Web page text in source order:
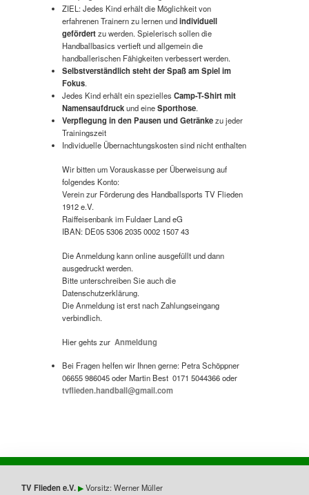
ZIEL: Jedes Kind erhält die Möglichkeit von
erfahrenen Trainern zu lernen undindividuell
gefördertzu werden. Spielerisch sollen die
Handballbasics vertieft und allgemein die
handballerischen Fähigkeiten verbessert werden.
Selbstverständlich steht der Spaß am Spiel im
Fokus.
Jedes Kind erhält ein spezielles Camp-T-Shirt mit
Namensaufdruckund eineSporthose.
Verpflegung in den Pausen und Getränkezu jeder
Trainingszeit
Individuelle Übernachtungskosten sind nicht enthalten
Wir bitten um Vorauskasse per Überweisung auf
folgendes Konto:
Verein zur Förderung des Handballsports TV Flieden
1912 e.V.
Raiffeisenbank im Fuldaer Land eG
IBAN: DE05 5306 2035 0002 1507 43
Die Anmeldung kann online ausgefüllt und dann
ausgedruckt werden.
Bitte unterschreiben Sie auch die
Datenschutzerklärung.
Die Anmeldung ist erst nach Zahlungseingang
verbindlich.
Hier gehts zur Anmeldung
Bei Fragen helfen wir Ihnen gerne: Petra Schöppner
06655 986045 oder Martin Best 0171 5044366 oder
tvflieden.handball@gmail.com
TV Flieden e.V.▶︎Vorsitz: Werner Müller